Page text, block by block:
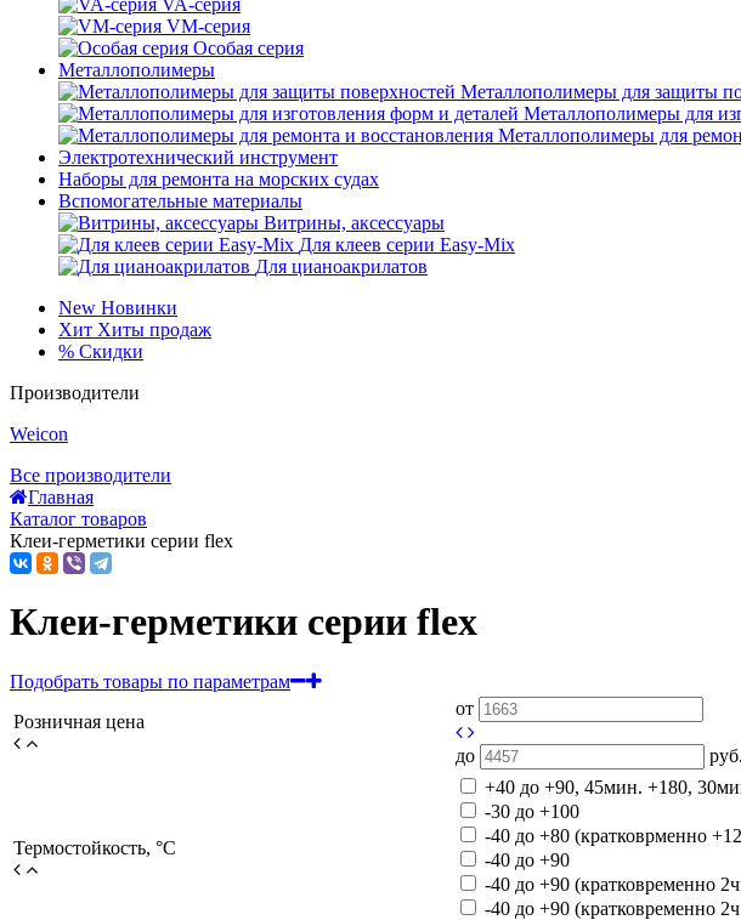
VA-серия
VM-серия
Особая серия
Металлополимеры
Металлополимеры для защиты
Металлополимеры для
Металлополимеры для
Электротехнический инструмент
Наборы для ремонта на морских судах
Вспомогательные материалы
Витрины, аксессуары
Для клеев серии Easy-Mix
Для цианоакрилатов
New Новинки
Хит Хиты продаж
% Скидки
Производители
Weicon
Все производители
Главная
Каталог товаров
Клеи-герметики серии flex
Клеи-герметики серии flex
Подобрать товары по параметрам
Розничная цена
от
до руб.
Термостойкость, °C
+40 до +90, 45мин. +180,
-30 до +100
-40 до +80 (кратковрменно
-40 до +90
-40 до +90 (кратковременно
-40 до +90 (кратковременно